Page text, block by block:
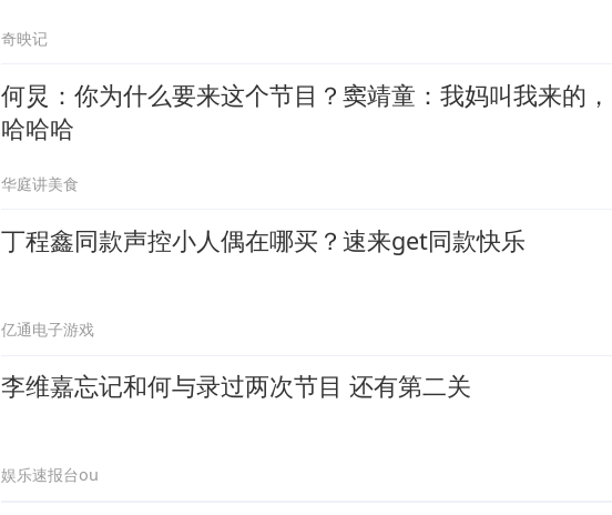
奇映记
何炅：你为什么要来这个节目？窦靖童：我妈叫我来的，
哈哈哈
华庭讲美食
丁程鑫同款声控小人偶在哪买？速来get同款快乐
亿通电子游戏
李维嘉忘记和何与录过两次节目 还有第二关
娱乐速报台ou